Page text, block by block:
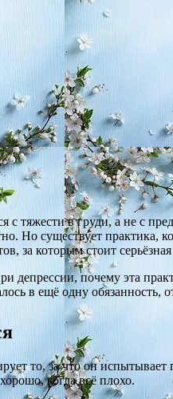
с тяжести в груди, а не с
Но существует практика,
которым стоит
депрессии, почему эта
в ещё одну обязанность,
то, за что он
когда всё плохо.